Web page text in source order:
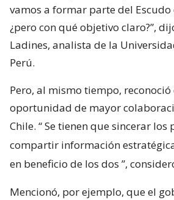
vamos a formar parte del Escudo
¿pero con qué objetivo claro?”,
Ladines, analista de la
Perú.
Pero, al mismo tiempo,
oportunidad de mayor
Chile. “Se tienen que sincerar los
compartir información
en beneficio de los dos ”,
Mencionó, por ejemplo, que el